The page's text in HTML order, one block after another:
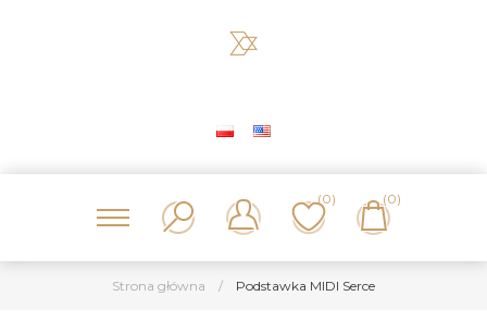
(0) (0)
Strona główna / Podstawka MIDI Serce